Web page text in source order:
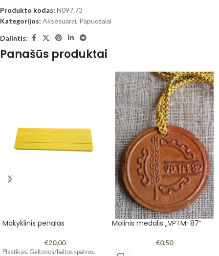
Produkto kodas: N097.73
Kategorijos: Aksesuarai, Papuošalai
Dalintis:
Panašūs produktai
Mokyklinis penalas
€20,00
Plastikas. Geltonos/baltos spalvos.
Molinis medalis „VPTM-87”
€0,50